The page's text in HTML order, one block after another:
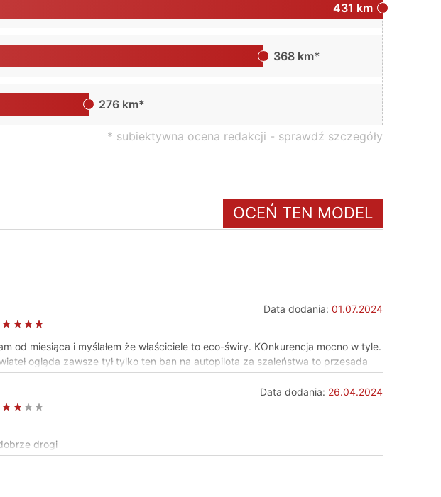
431 km
368 km*
276 km*
* subiektywna ocena redakcji - sprawdź szczegóły
OCEŃ TEN MODEL
Data dodania: 01.07.2024
od miesiąca i myślałem że właściciele to eco-świry. KOnkurencja mocno w tyle.
ogląda zawsze tył tylko ten ban na autopilota za szaleństwa to przesada
Data dodania: 26.04.2024
drogi
dość wygodna z tyłu